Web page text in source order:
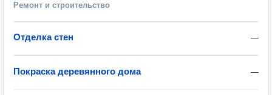
Ремонт и строительство
—
Отделка стен
—
Покраска деревянного дома